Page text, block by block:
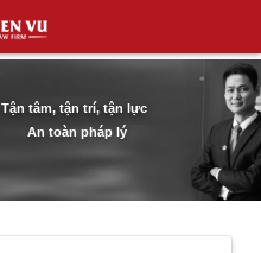
Tận tâm, tận trí, tận lực
An toàn pháp lý